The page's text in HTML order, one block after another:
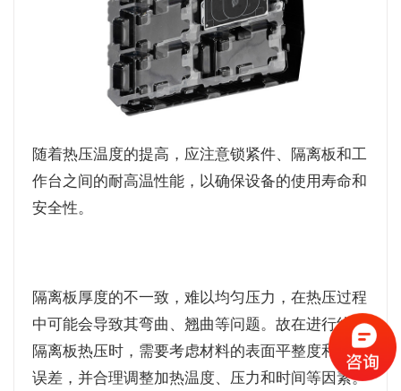
随着热压温度的提高，应注意锁紧件、隔离板和工
作台之间的耐高温性能，以确保设备的使用寿命和
安全性。
隔离板厚度的不一致，难以均匀压力，在热压过程
中可能会导致其弯曲、翘曲等问题。故在进行线束
隔离板热压时，需要考虑材料的表面平整度和厚度
误差，并合理调整加热温度、压力和时间等因素。